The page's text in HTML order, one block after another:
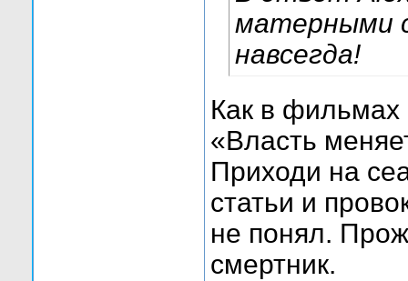
матерными
навсегда!
Как в
«Власть
Приходи на
статьи и
не понял.
смертник.